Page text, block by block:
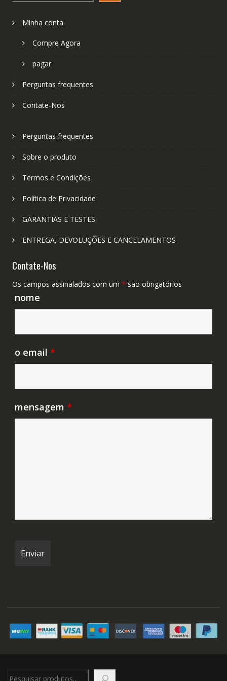
Minha conta
Compre Agora
pagar
Perguntas frequentes
Contate-Nos
Perguntas frequentes
Sobre o produto
Termos e Condições
Política de Privacidade
GARANTIAS E TESTES
ENTREGA, DEVOLUÇÕES E CANCELAMENTOS
Contate-Nos
Os campos assinalados com um * são obrigatórios
nome
o email *
mensagem *